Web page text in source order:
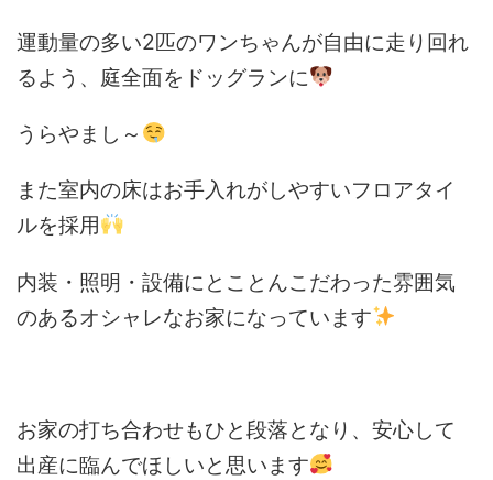
運動量の多い2匹のワンちゃんが自由に走り回れ
るよう、庭全面をドッグランに
うらやまし～
また室内の床はお手入れがしやすいフロアタイ
ルを採用
内装・照明・設備にとことんこだわった雰囲気
のあるオシャレなお家になっています
お家の打ち合わせもひと段落となり、安心して
出産に臨んでほしいと思います